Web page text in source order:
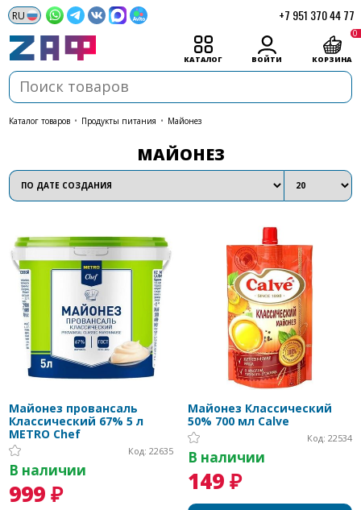
+7 951 370 44 77
КАТАЛОГ ВОЙТИ КОРЗИНА
0
каталог товаров • Продукты питания • Майонез
МАЙОНЕЗ
Майонез провансаль
Классический 67% 5 л
METRO Chef
Код: 22635
В наличии
999 ₽
Майонез Классический
50% 700 мл Calve
Код: 22534
В наличии
149 ₽